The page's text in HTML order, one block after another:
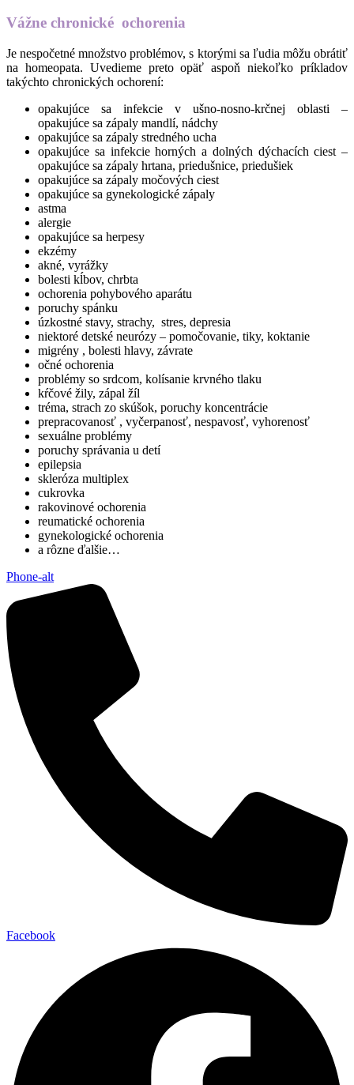
Vážne chronické ochorenia
Je nespočetné množstvo problémov, s ktorými sa ľudia môžu obrátiť
na homeopata. Uvedieme preto opäť aspoň niekoľko príkladov
takýchto chronických ochorení:
opakujúce sa infekcie v ušno-nosno-krčnej oblasti –
opakujúce sa zápaly mandlí, nádchy
opakujúce sa zápaly stredného ucha
opakujúce sa infekcie horných a dolných dýchacích ciest –
opakujúce sa zápaly hrtana, priedušnice, priedušiek
opakujúce sa zápaly močových ciest
opakujúce sa gynekologické zápaly
astma
alergie
opakujúce sa herpesy
ekzémy
akné, vyrážky
bolesti kĺbov, chrbta
ochorenia pohybového aparátu
poruchy spánku
úzkostné stavy, strachy, stres, depresia
niektoré detské neurózy – pomočovanie, tiky, koktanie
migrény , bolesti hlavy, závrate
očné ochorenia
problémy so srdcom, kolísanie krvného tlaku
kŕčové žily, zápal žíl
tréma, strach zo skúšok, poruchy koncentrácie
prepracovanosť , vyčerpanosť, nespavosť, vyhorenosť
sexuálne problémy
poruchy správania u detí
epilepsia
skleróza multiplex
cukrovka
rakovinové ochorenia
reumatické ochorenia
gynekologické ochorenia
a rôzne ďalšie…
Phone-alt
Facebook